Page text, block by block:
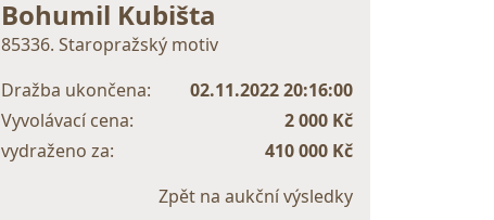
Bohumil Kubišta
85336. Staropražský motiv
Dražba ukončena:
02.11.2022 20:16:00
Vyvolávací cena:
2 000 Kč
vydraženo za:
410 000 Kč
Zpět na aukční výsledky